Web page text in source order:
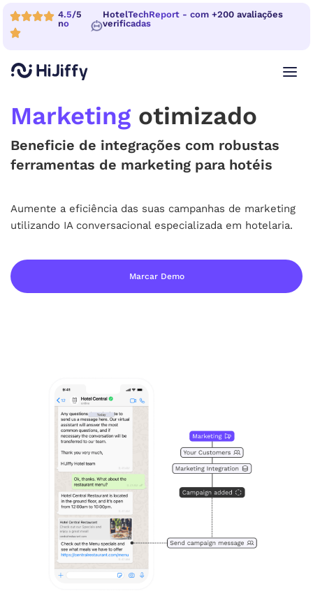
4.5/5
no
HotelTechReport - com +200 avaliações
verificadas
Marketing otimizado
Beneficie de integrações com robustas
ferramentas de marketing para hotéis
Aumente a eficiência das suas campanhas de marketing
utilizando IA conversacional especializada em hotelaria.
Marcar Demo